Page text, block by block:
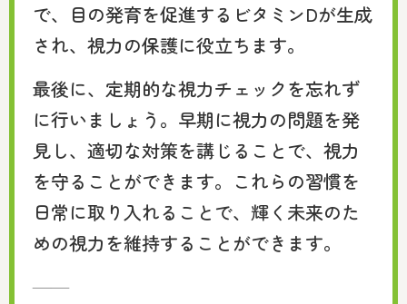
で、目の発育を促進するビタミンDが生成
され、視力の保護に役立ちます。
最後に、定期的な視力チェックを忘れず
に行いましょう。早期に視力の問題を発
見し、適切な対策を講じることで、視力
を守ることができます。これらの習慣を
日常に取り入れることで、輝く未来のた
めの視力を維持することができます。
——